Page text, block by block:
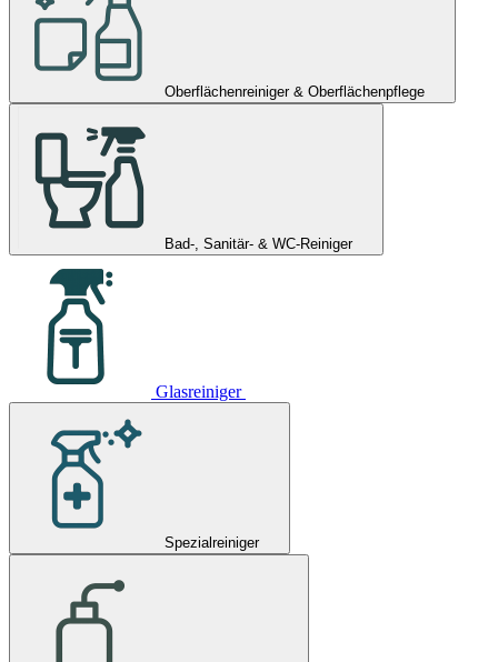
Oberflächenreiniger & Oberflächenpflege
Bad-, Sanitär- & WC-Reiniger
Glasreiniger
Spezialreiniger